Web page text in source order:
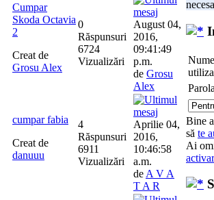
Cumpar
Skoda Octavia
2
Creat de
Grosu Alex
0
Răspunsuri
6724
Vizualizări
August 04,
2016,
09:41:49
p.m.
de Grosu
Alex
cumpar fabia
Creat de
danuuu
4
Răspunsuri
6911
Vizualizări
Aprilie 04,
2016,
10:46:58
a.m.
de A V A
T A R
Bine
să te
Ai